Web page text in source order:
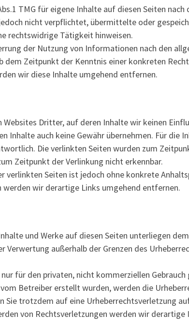
TMG für eigene Inhalte auf diesen Seiten
nicht verpflichtet, übermittelte oder
rechtswidrige Tätigkeit hinweisen.
der Nutzung von Informationen nach den
dem Zeitpunkt der Kenntnis einer konkreten
wir diese Inhalte umgehend entfernen.
Dritter, auf deren Inhalte wir keinen
Inhalte auch keine Gewähr übernehmen. Für
Die verlinkten Seiten wurden zum
Zeitpunkt der Verlinkung nicht erkennbar.
verlinkten Seiten ist jedoch ohne konkrete
wir derartige Links umgehend entfernen.
und Werke auf diesen Seiten unterliegen
Verwertung außerhalb der Grenzen des
für den privaten, nicht kommerziellen
Betreiber erstellt wurden, werden die
Sie trotzdem auf eine Urheberrechtsverletzung
von Rechtsverletzungen werden wir